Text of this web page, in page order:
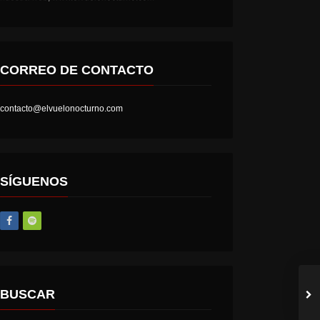
CORREO DE CONTACTO
contacto@elvuelonocturno.com
SÍGUENOS
BUSCAR